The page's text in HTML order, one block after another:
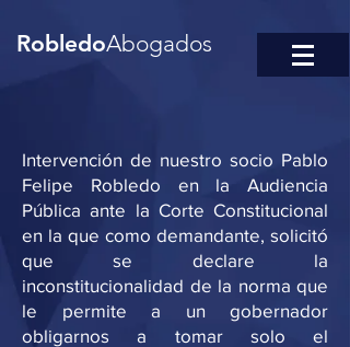
RobledoAbogados
Intervención de nuestro socio Pablo
Felipe Robledo en la Audiencia
Pública ante la Corte Constitucional
en la que como demandante, solicitó
que se declare la
inconstitucionalidad de la norma que
le permite a un gobernador
obligarnos a tomar solo el